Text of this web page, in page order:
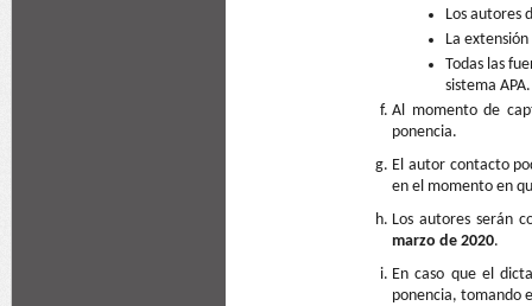
Los autores
La
Todas las
sistema APA.
Al momento de
ponencia.
El autor contacto
en el momento en
Los autores serán
marzo de 2020.
En caso que el
ponencia, tomando